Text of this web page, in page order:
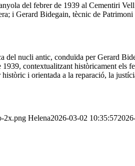
del febrer de 1939 al Cementiri
i Gerard Bidegain, tècnic de
del nucli antic, conduïda per Gerard
contextualitzant històricament els
i orientada a la reparació, la
2x.png Helena2026-03-02 10:35:57